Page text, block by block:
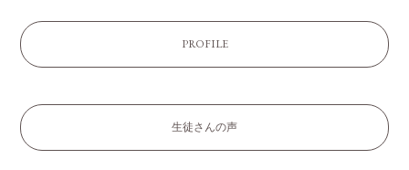
PROFILE
生徒さんの声